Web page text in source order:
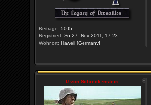
Beiträge: 5005
Registriert: So 27. Nov 2011, 17:23
Wohnort: Haweii [Germany]
U von Schreckenstein